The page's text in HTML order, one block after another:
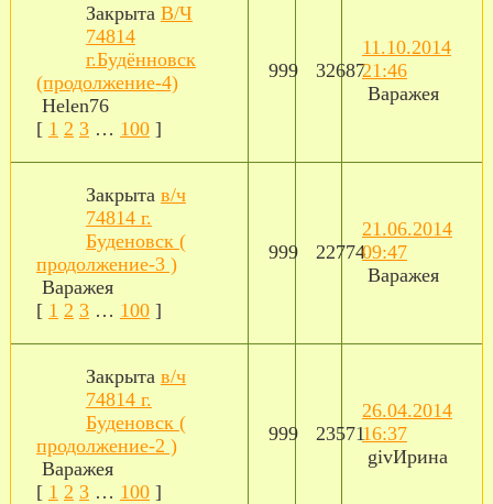
Закрыта В/Ч
74814
г.Будённовск
(продолжение-4)
Helen76
[ 1 2 3 … 100 ]
999 32687
11.10.2014
21:46
Варажея
Закрыта в/ч
74814 г.
Буденовск (
продолжение-3 )
Варажея
[ 1 2 3 … 100 ]
999 22774
21.06.2014
09:47
Варажея
Закрыта в/ч
74814 г.
Буденовск (
продолжение-2 )
Варажея
[ 1 2 3 … 100 ]
999 23571
26.04.2014
16:37
givИрина